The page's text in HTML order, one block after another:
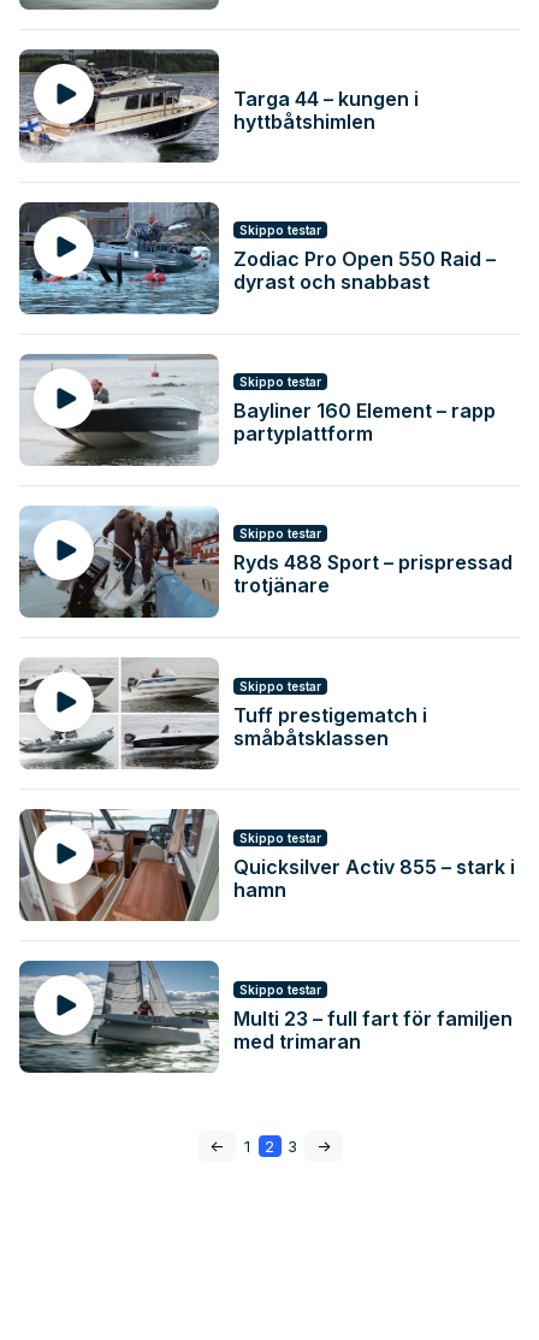
Targa 44 – kungen i
hyttbåtshimlen
Skippo testar
Zodiac Pro Open 550 Raid –
dyrast och snabbast
Skippo testar
Bayliner 160 Element – rapp
partyplattform
Skippo testar
Ryds 488 Sport – prispressad
trotjänare
Skippo testar
Tuff prestigematch i
småbåtsklassen
Skippo testar
Quicksilver Activ 855 – stark i
hamn
Skippo testar
Multi 23 – full fart för familjen
med trimaran
<- 1 2 3 ->